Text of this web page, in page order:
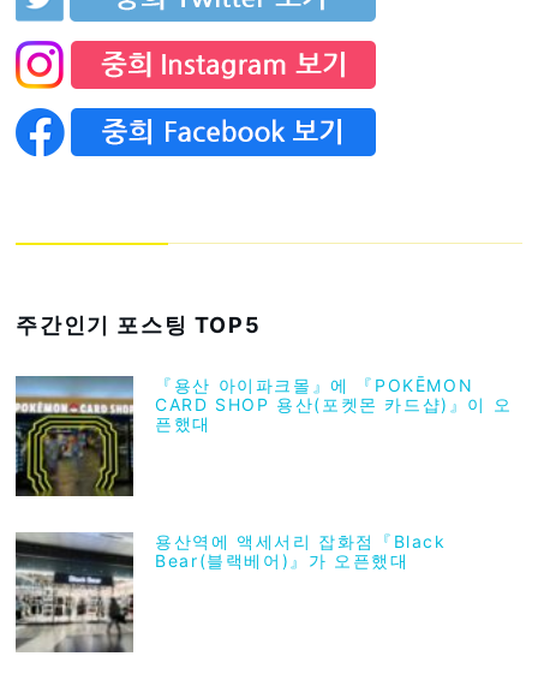
주간인기 포스팅 TOP5
『용산 아이파크몰』에 『POKĒMON
CARD SHOP 용산(포켓몬 카드샵)』이 오
픈했대
용산역에 액세서리 잡화점『Black
Bear(블랙베어)』가 오픈했대